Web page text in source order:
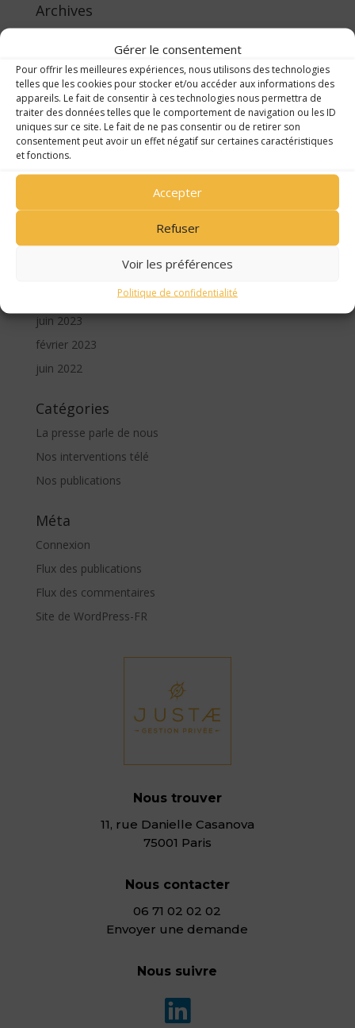
Gérer le consentement
Pour offrir les meilleures expériences, nous utilisons des technologies
telles que les cookies pour stocker et/ou accéder aux informations des
appareils. Le fait de consentir à ces technologies nous permettra de
traiter des données telles que le comportement de navigation ou les ID
uniques sur ce site. Le fait de ne pas consentir ou de retirer son
consentement peut avoir un effet négatif sur certaines caractéristiques
et fonctions.
Accepter
Refuser
Voir les préférences
Politique de confidentialité
Archives
septembre 2024
juillet 2024
juin 2024
mai 2024
avril 2024
novembre 2023
septembre 2023
juin 2023
février 2023
juin 2022
Catégories
La presse parle de nous
Nos interventions télé
Nos publications
Méta
Connexion
Flux des publications
Flux des commentaires
Site de WordPress-FR
Nous trouver
11, rue Danielle Casanova
75001 Paris
Nous contacter
06 71 02 02 02
Envoyer une demande
Nous suivre
